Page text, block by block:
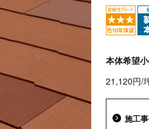
本体希望
21,120円/
施工